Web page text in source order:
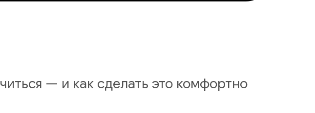
— и как сделать это комфортно